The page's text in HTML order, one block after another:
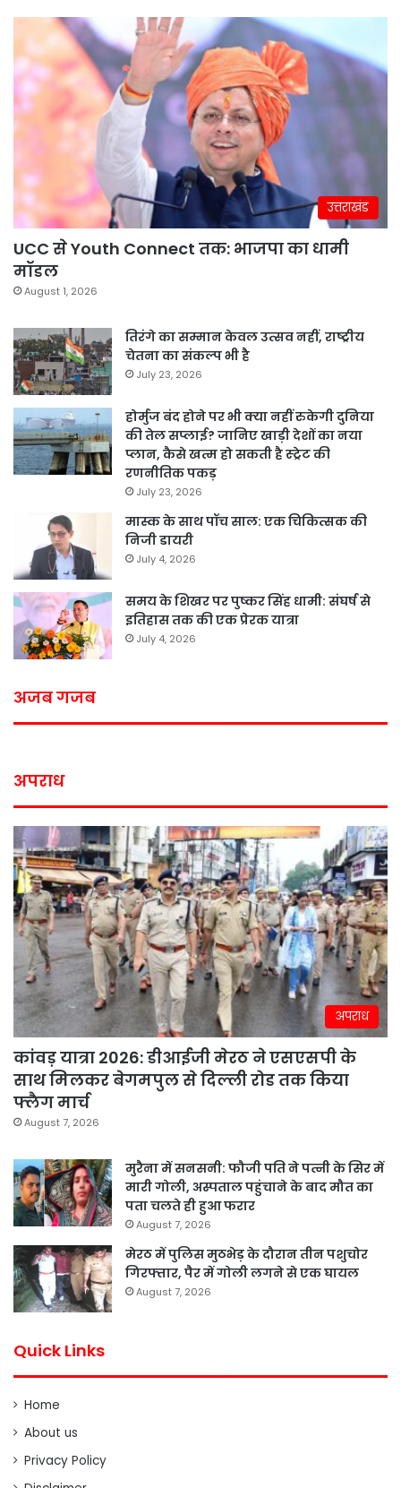
उत्तराखंड
UCC से Youth Connect तक: भाजपा का धामी
मॉडल
August 1, 2026
तिरंगे का सम्मान केवल उत्सव नहीं, राष्ट्रीय
चेतना का संकल्प भी है
July 23, 2026
होर्मुज बंद होने पर भी क्या नहीं रुकेगी दुनिया
की तेल सप्लाई? जानिए खाड़ी देशों का नया
प्लान, कैसे खत्म हो सकती है स्ट्रेट की
रणनीतिक पकड़
July 23, 2026
मास्क के साथ पॉच साल: एक चिकित्सक की
निजी डायरी
July 4, 2026
समय के शिखर पर पुष्कर सिंह धामी: संघर्ष से
इतिहास तक की एक प्रेरक यात्रा
July 4, 2026
अजब गजब
अपराध
अपराध
कांवड़ यात्रा 2026: डीआईजी मेरठ ने एसएसपी के
साथ मिलकर बेगमपुल से दिल्ली रोड तक किया
फ्लैग मार्च
August 7, 2026
मुरैना में सनसनी: फौजी पति ने पत्नी के सिर में
मारी गोली, अस्पताल पहुंचाने के बाद मौत का
पता चलते ही हुआ फरार
August 7, 2026
मेरठ में पुलिस मुठभेड़ के दौरान तीन पशुचोर
गिरफ्तार, पैर में गोली लगने से एक घायल
August 7, 2026
Quick Links
Home
About us
Privacy Policy